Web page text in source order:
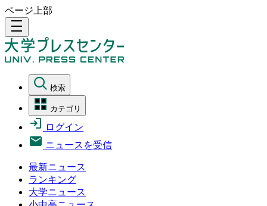
ページ上部
density_medium
検索
カテゴリ
ログイン
ニュースを受信
最新ニュース
ランキング
大学ニュース